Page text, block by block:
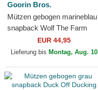
Goorin Bros.
Mützen gebogen marineblau
snapback Wolf The Farm
Goorin Bros.EUR 44,95
Lieferung bis Montag, Aug. 10